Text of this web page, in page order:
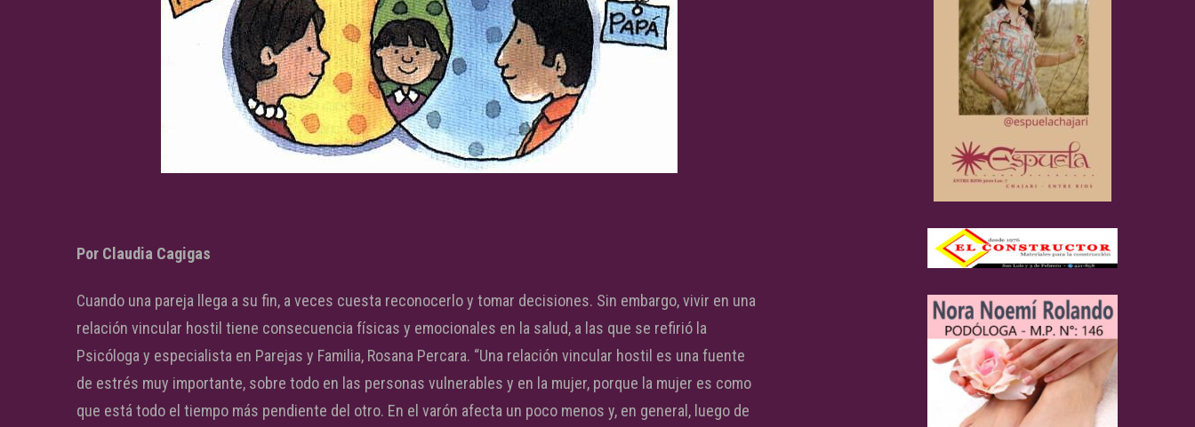
Por Claudia Cagigas
Cuando una pareja llega a su fin, a veces cuesta reconocerlo y tomar decisiones. Sin embargo, vivir en una
relación vincular hostil tiene consecuencia físicas y emocionales en la salud, a las que se refirió la
Psicóloga y especialista en Parejas y Familia, Rosana Percara. “Una relación vincular hostil es una fuente
de estrés muy importante, sobre todo en las personas vulnerables y en la mujer, porque la mujer es como
que está todo el tiempo más pendiente del otro. En el varón afecta un poco menos y, en general, luego de